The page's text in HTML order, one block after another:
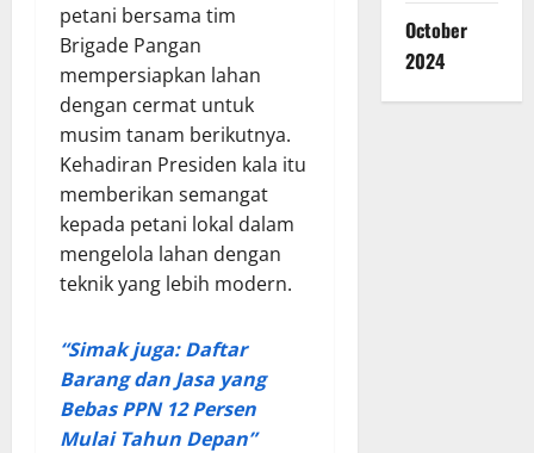
petani bersama tim
Brigade Pangan
mempersiapkan lahan
dengan cermat untuk
musim tanam berikutnya.
Kehadiran Presiden kala itu
memberikan semangat
kepada petani lokal dalam
mengelola lahan dengan
teknik yang lebih modern.
“Simak juga: Daftar
Barang dan Jasa yang
Bebas PPN 12 Persen
Mulai Tahun Depan”
October
2024